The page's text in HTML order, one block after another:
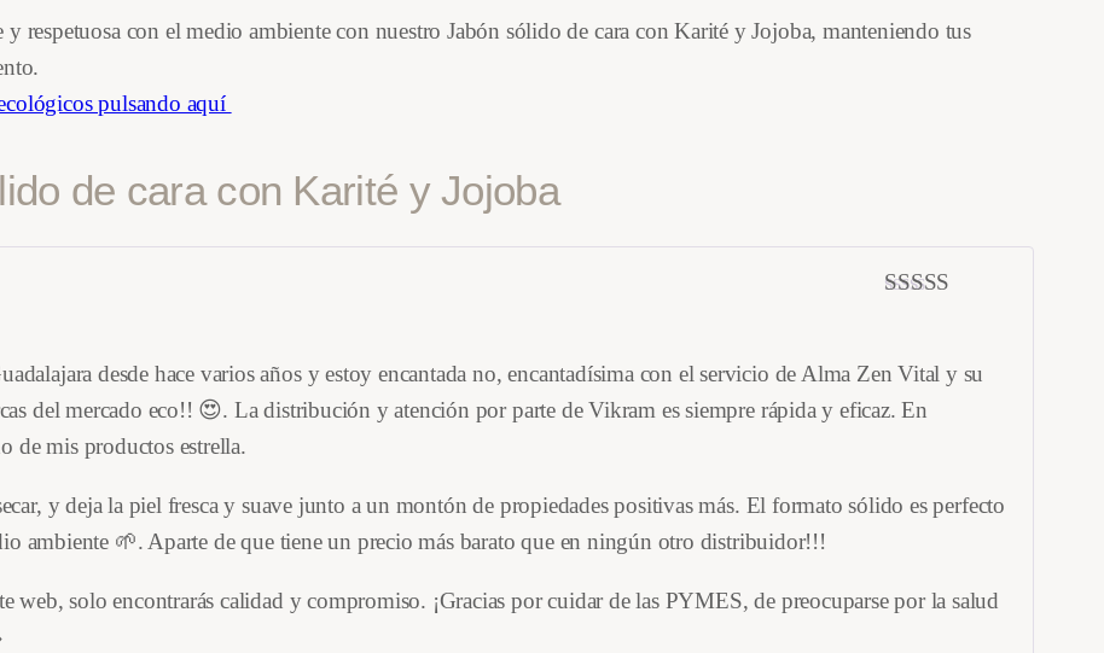
6
0
.
2
.
y
o
b
t
i
d
a
respetuosa con el medio ambiente con nuestro Jabón sólido de cara con Karité y Jojoba, manteniendo tus
pulsando aquí
de cara con Karité y Jojoba
desde hace varios años y estoy encantada no, encantadísima con el servicio de Alma Zen Vital y su
del mercado eco!! 😍. La distribución y atención por parte de Vikram es siempre rápida y eficaz. En
de mis productos estrella.
y deja la piel fresca y suave junto a un montón de propiedades positivas más. El formato sólido es perfecto
ambiente 🌱. Aparte de que tiene un precio más barato que en ningún otro distribuidor!!!
web, solo encontrarás calidad y compromiso. ¡Gracias por cuidar de las PYMES, de preocuparse por la salud